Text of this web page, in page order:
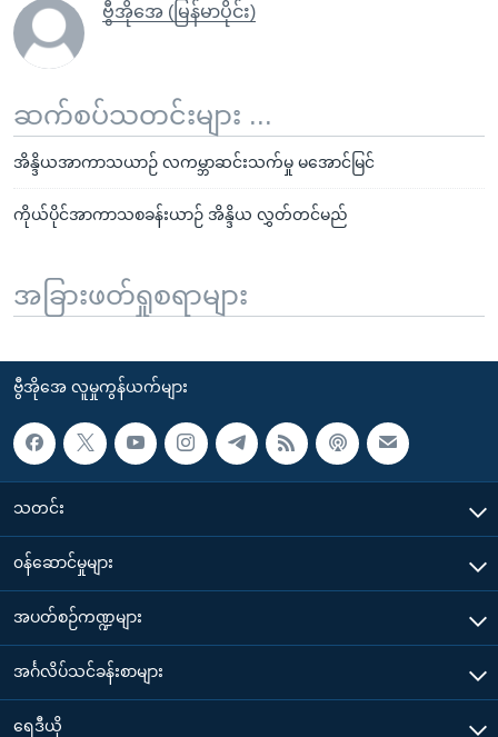
ဗွီအိုအေ (မြန်မာပိုင်း)
ဆက်စပ်သတင်းများ ...
အိန္ဒိယအာကာသယာဉ် လကမ္ဘာဆင်းသက်မှု မအောင်မြင်
ကိုယ်ပိုင်အာကာသစခန်းယာဉ် အိန္ဒိယ လွှတ်တင်မည်
အခြားဖတ်ရှုစရာများ
ဗွီအိုအေ လူမှုကွန်ယက်များ
သတင်း
၀န်ဆောင်မှုများ
အပတ်စဉ်ကဏ္ဍများ
အင်္ဂလိပ်သင်ခန်းစာများ
ရေဒီယို